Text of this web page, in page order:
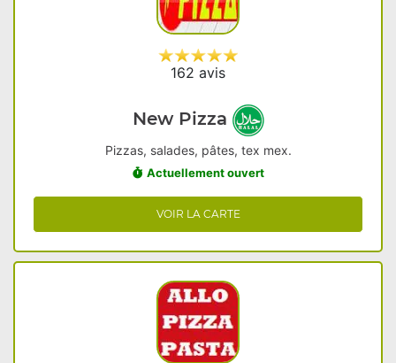
162 avis
New Pizza
Pizzas, salades, pâtes, tex mex.
Actuellement ouvert
VOIR LA CARTE